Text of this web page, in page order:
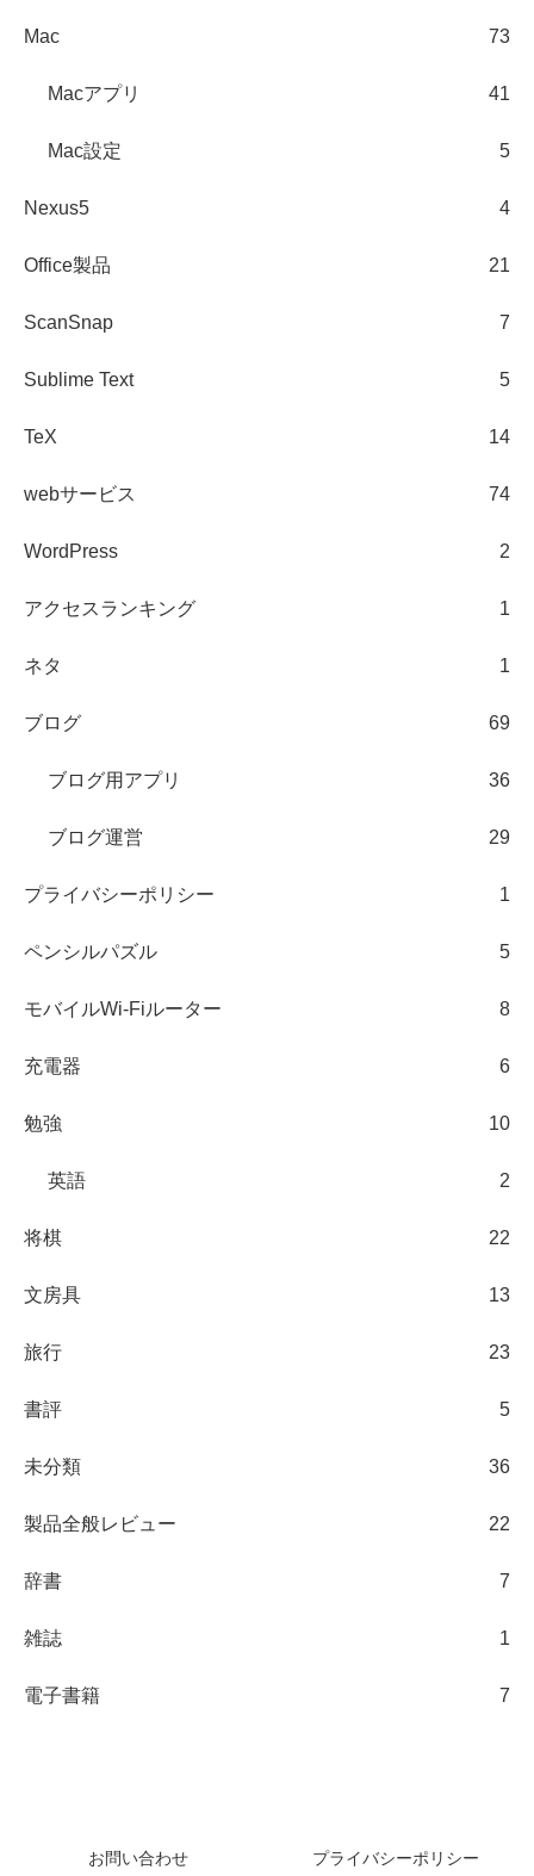
Mac 73
Macアプリ 41
Mac設定 5
Nexus5 4
Office製品 21
ScanSnap 7
Sublime Text 5
TeX 14
webサービス 74
WordPress 2
アクセスランキング 1
ネタ 1
ブログ 69
ブログ用アプリ 36
ブログ運営 29
プライバシーポリシー 1
ペンシルパズル 5
モバイルWi-Fiルーター 8
充電器 6
勉強 10
英語 2
将棋 22
文房具 13
旅行 23
書評 5
未分類 36
製品全般レビュー 22
辞書 7
雑誌 1
電子書籍 7
お問い合わせ プライバシーポリシー